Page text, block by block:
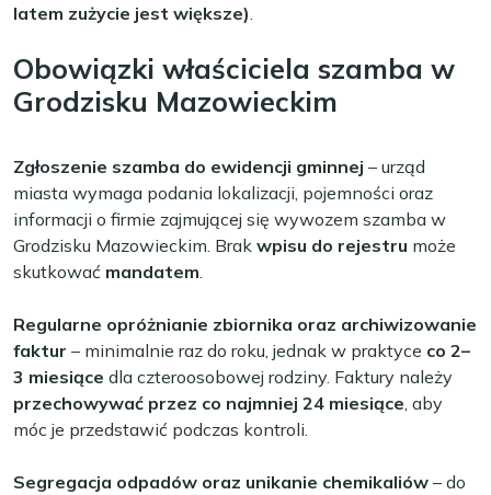
latem zużycie jest większe).
Obowiązki właściciela szamba w
Grodzisku Mazowieckim
Zgłoszenie szamba do ewidencji gminnej – urząd
miasta wymaga podania lokalizacji, pojemności oraz
informacji o firmie zajmującej się wywozem szamba w
Grodzisku Mazowieckim. Brak wpisu do rejestru może
skutkować mandatem.
Regularne opróżnianie zbiornika oraz archiwizowanie
faktur – minimalnie raz do roku, jednak w praktyce co 2–
3 miesiące dla czteroosobowej rodziny. Faktury należy
przechowywać przez co najmniej 24 miesiące, aby
móc je przedstawić podczas kontroli.
Segregacja odpadów oraz unikanie chemikaliów – do